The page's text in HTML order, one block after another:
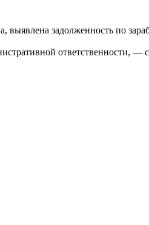
задолженность по
ответственности, —